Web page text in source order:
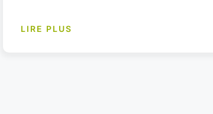
LIRE PLUS